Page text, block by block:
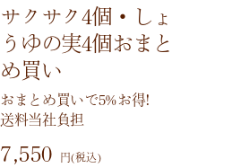
サクサク4個・しょ
うゆの実4個おまと
め買い
おまとめ買いで5%お得!
送料当社負担
7,550 円(税込)